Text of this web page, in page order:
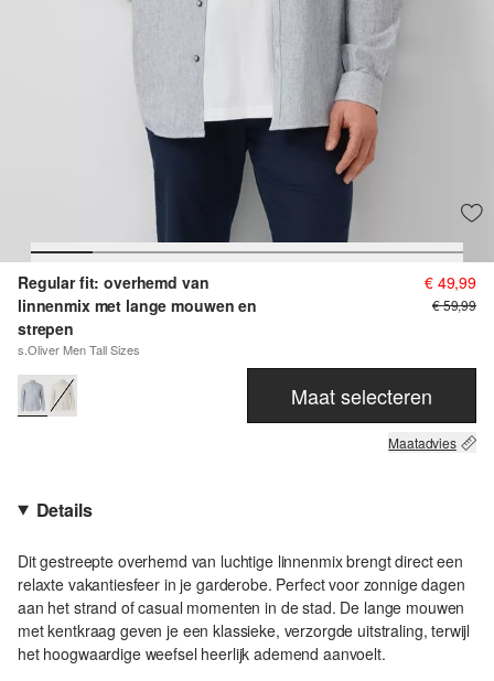
Regular fit: overhemd van
linnenmix met lange mouwen en
strepen
s.Oliver Men Tall Sizes
€ 49,99
€ 59,99
Maat selecteren
Maatadvies
Details
Dit gestreepte overhemd van luchtige linnenmix brengt direct een
relaxte vakantiesfeer in je garderobe. Perfect voor zonnige dagen
aan het strand of casual momenten in de stad. De lange mouwen
met kentkraag geven je een klassieke, verzorgde uitstraling, terwijl
het hoogwaardige weefsel heerlijk ademend aanvoelt.